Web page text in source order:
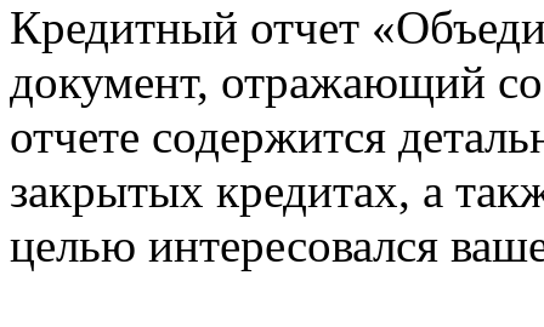
Кредитный отчет
документ, отражающий
отчете содержится
закрытых кредитах, а
целью интересовался